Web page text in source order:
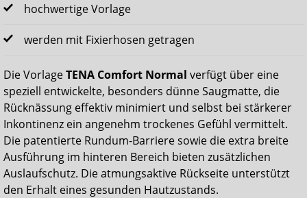
hochwertige Vorlage
werden mit Fixierhosen getragen
Die VorlageTENA Comfort Normal verfügt über eine
speziell entwickelte, besonders dünne Saugmatte, die
Rücknässung effektiv minimiert und selbst bei stärkerer
Inkontinenz ein angenehm trockenes Gefühl vermittelt.
Die patentierte Rundum-Barriere sowie die extra breite
Ausführung im hinteren Bereich bieten zusätzlichen
Auslaufschutz. Die atmungsaktive Rückseite unterstützt
den Erhalt eines gesunden Hautzustands.